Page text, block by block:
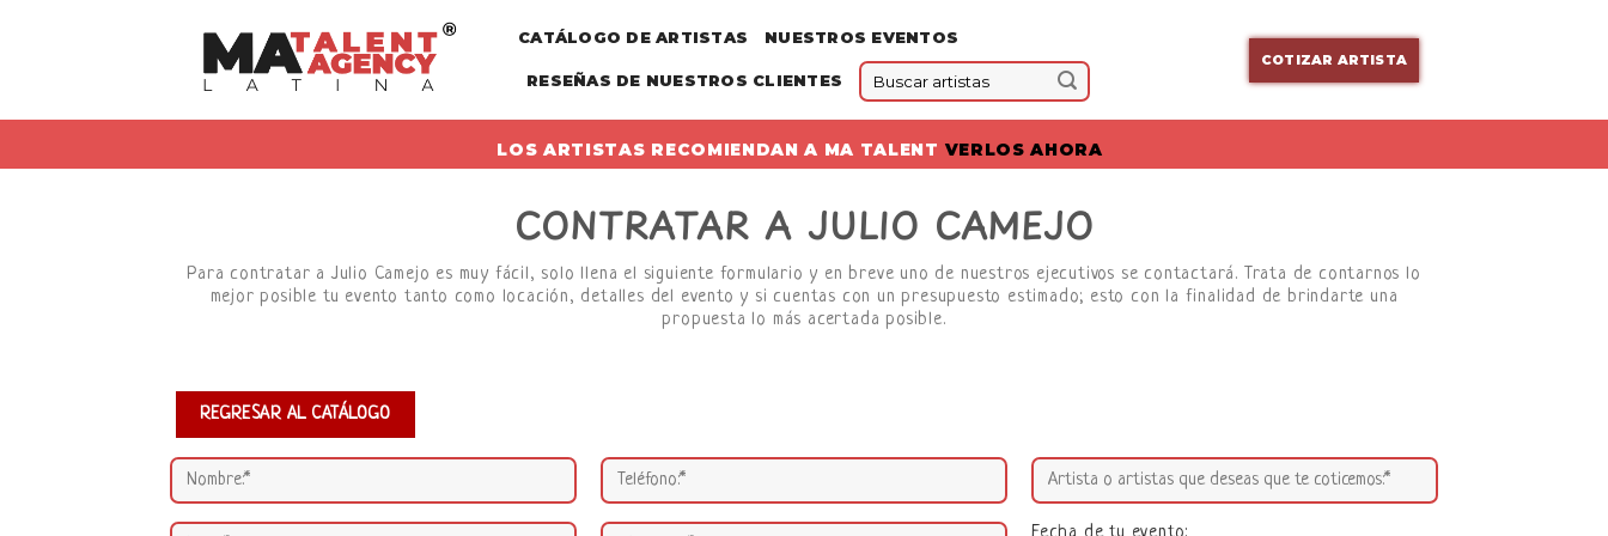
CATÁLOGO DE ARTISTAS NUESTROS EVENTOS
RESEÑAS DE NUESTROS CLIENTES
COTIZAR ARTISTA
LOS ARTISTAS RECOMIENDAN A MA TALENT VERLOS AHORA
CONTRATAR A JULIO CAMEJO
Para contratar a Julio Camejo es muy fácil, solo llena el siguiente formulario y en breve uno de nuestros ejecutivos se contactará. Trata de contarnos lo
mejor posible tu evento tanto como locación, detalles del evento y si cuentas con un presupuesto estimado; esto con la finalidad de brindarte una
propuesta lo más acertada posible.
REGRESAR AL CATÁLOGO